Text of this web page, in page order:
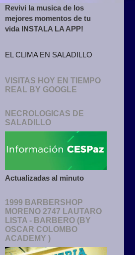
Revivi la musica de los
mejores momentos de tu
vida INSTALA LA APP!
EL CLIMA EN SALADILLO
VISITAS HOY EN TIEMPO
REAL BY GOOGLE
NECROLOGICAS DE
SALADILLO
Actualizadas al minuto
1999 BARBERSHOP
MORENO 2747 LAUTARO
LISTA - BARBERO (BY
OSCAR COLOMBO
ACADEMY )